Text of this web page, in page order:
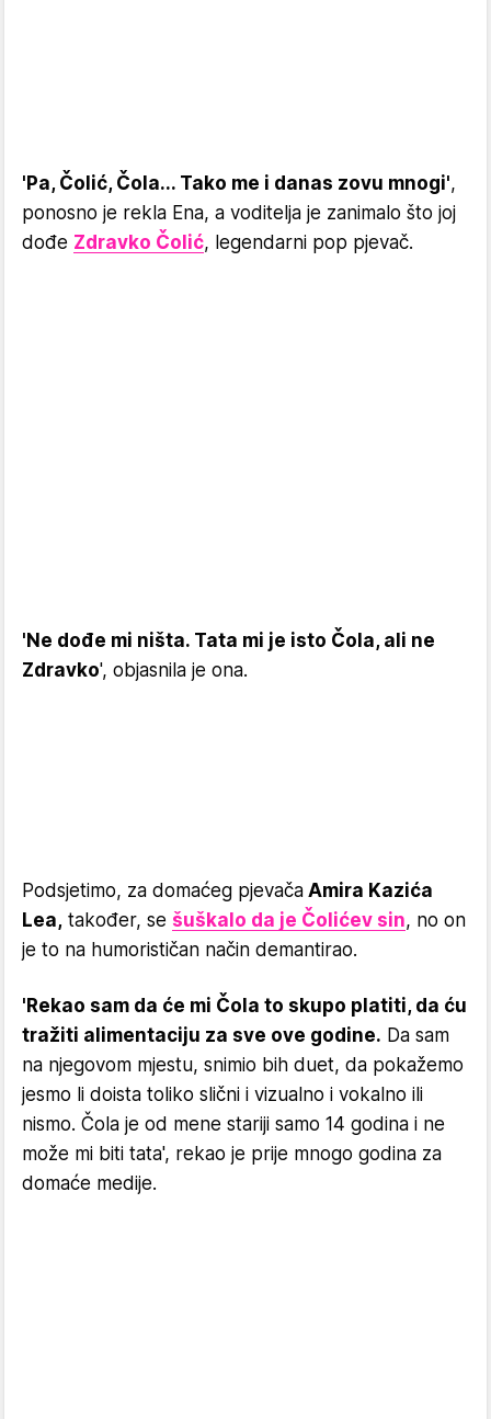
'Pa, Čolić, Čola... Tako me i danas zovu mnogi',
ponosno je rekla Ena, a voditelja je zanimalo što joj
dođe Zdravko Čolić, legendarni pop pjevač.
'Ne dođe mi ništa. Tata mi je isto Čola, ali ne
Zdravko', objasnila je ona.
Podsjetimo, za domaćeg pjevača Amira Kazića
Lea, također, se šuškalo da je Čolićev sin, no on
je to na humorističan način demantirao.
'Rekao sam da će mi Čola to skupo platiti, da ću
tražiti alimentaciju za sve ove godine. Da sam
na njegovom mjestu, snimio bih duet, da pokažemo
jesmo li doista toliko slični i vizualno i vokalno ili
nismo. Čola je od mene stariji samo 14 godina i ne
može mi biti tata', rekao je prije mnogo godina za
domaće medije.